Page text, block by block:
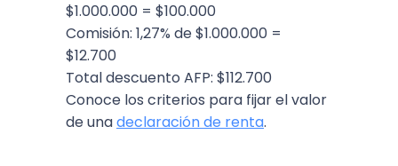
$1.000.000 = $100.000
Comisión: 1,27% de $1.000.000 =
$12.700
Total descuento AFP: $112.700
Conoce los criterios para fijar el valor
de unadeclaración de renta.